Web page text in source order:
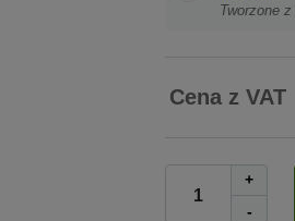
Tworzone
Cena z VAT
+
-